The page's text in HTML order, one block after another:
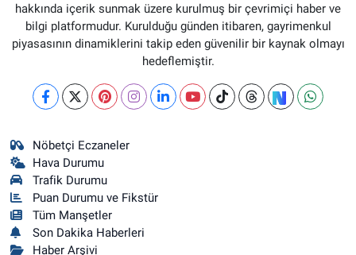
hakkında içerik sunmak üzere kurulmuş bir çevrimiçi haber ve
bilgi platformudur. Kurulduğu günden itibaren, gayrimenkul
piyasasının dinamiklerini takip eden güvenilir bir kaynak olmayı
hedeflemiştir.
Nöbetçi Eczaneler
Hava Durumu
Trafik Durumu
Puan Durumu ve Fikstür
Tüm Manşetler
Son Dakika Haberleri
Haber Arşivi